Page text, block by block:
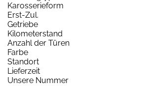
Karosserieform
Erst-Zul.
Getriebe
Kilometerstand
Anzahl der Türen
Farbe
Standort
Lieferzeit
Unsere Nummer